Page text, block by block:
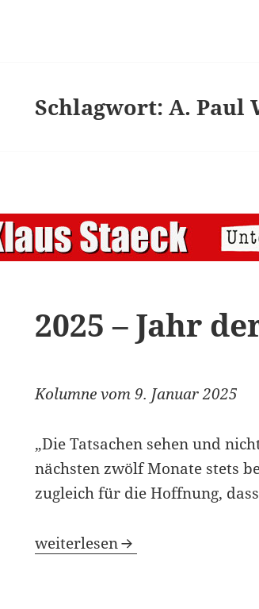
Schlagwort:A. Paul
2025 – Jahr
Kolumne vom 9. Januar 2025
„Die Tatsachen sehen und
nächsten zwölf Monate stets
zugleich für die Hoffnung,
2025 – Jahr der Zuversicht ?
weiterlesen